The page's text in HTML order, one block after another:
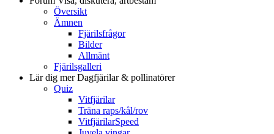
Översikt
Ämnen
Fjärilsfrågor
Bilder
Allmänt
Fjärilsgalleri
Lär dig merDagfjärilar & pollinatörer
Quiz
Vitfjärilar
Träna raps/kål/rov
VitfjärilarSpeed